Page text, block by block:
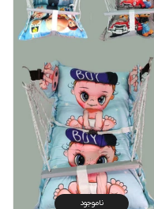
ناموجود